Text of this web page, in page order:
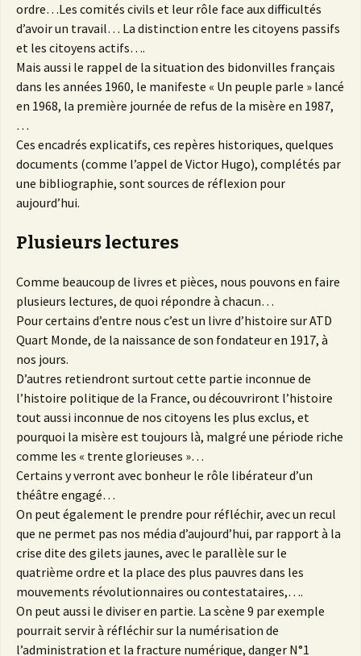
ordre…Les comités civils et leur rôle face aux difficultés
d’avoir un travail… La distinction entre les citoyens passifs
et les citoyens actifs….
Mais aussi le rappel de la situation des bidonvilles français
dans les années 1960, le manifeste « Un peuple parle » lancé
en 1968, la première journée de refus de la misère en 1987,
…
Ces encadrés explicatifs, ces repères historiques, quelques
documents (comme l’appel de Victor Hugo), complétés par
une bibliographie, sont sources de réflexion pour
aujourd’hui.
Plusieurs lectures
Comme beaucoup de livres et pièces, nous pouvons en faire
plusieurs lectures, de quoi répondre à chacun…
Pour certains d’entre nous c’est un livre d’histoire sur ATD
Quart Monde, de la naissance de son fondateur en 1917, à
nos jours.
D’autres retiendront surtout cette partie inconnue de
l’histoire politique de la France, ou découvriront l’histoire
tout aussi inconnue de nos citoyens les plus exclus, et
pourquoi la misère est toujours là, malgré une période riche
comme les « trente glorieuses »…
Certains y verront avec bonheur le rôle libérateur d’un
théâtre engagé…
On peut également le prendre pour réfléchir, avec un recul
que ne permet pas nos média d’aujourd’hui, par rapport à la
crise dite des gilets jaunes, avec le parallèle sur le
quatrième ordre et la place des plus pauvres dans les
mouvements révolutionnaires ou contestataires,….
On peut aussi le diviser en partie. La scène 9 par exemple
pourrait servir à réfléchir sur la numérisation de
l’administration et la fracture numérique, danger N°1